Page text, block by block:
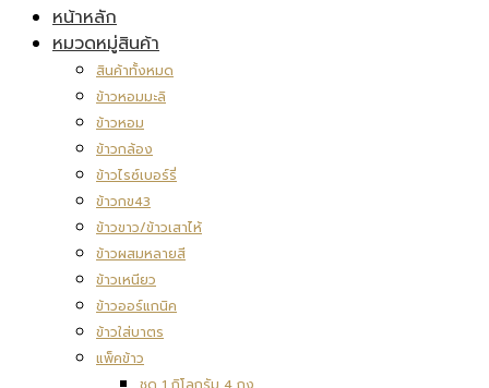
หน้าหลัก
หมวดหมู่สินค้า
สินค้าทั้งหมด
ข้าวหอมมะลิ
ข้าวหอม
ข้าวกล้อง
ข้าวไรซ์เบอร์รี่
ข้าวกข43
ข้าวขาว/ข้าวเสาไห้
ข้าวผสมหลายสี
ข้าวเหนียว
ข้าวออร์แกนิค
ข้าวใส่บาตร
แพ็คข้าว